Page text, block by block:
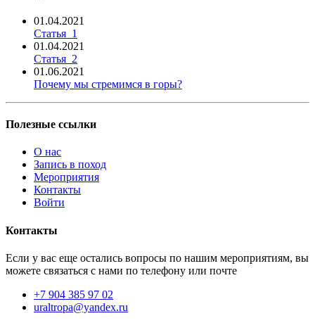
01.04.2021
Статья_1
01.04.2021
Статья_2
01.06.2021
Почему мы стремимся в горы?
Полезные ссылки
О нас
Запись в поход
Мероприятия
Контакты
Войти
Контакты
Если у вас еще остались вопросы по нашим мероприятиям, вы
можете связаться с нами по телефону или почте
+7 904 385 97 02
uraltropa@yandex.ru